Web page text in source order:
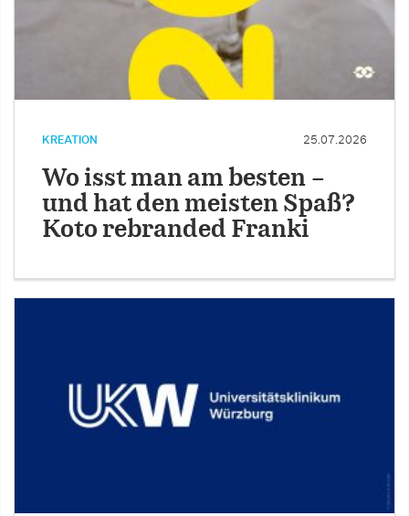
KREATION 25.07.2026
Wo isst man am besten –
und hat den meisten Spaß?
Koto rebranded Franki